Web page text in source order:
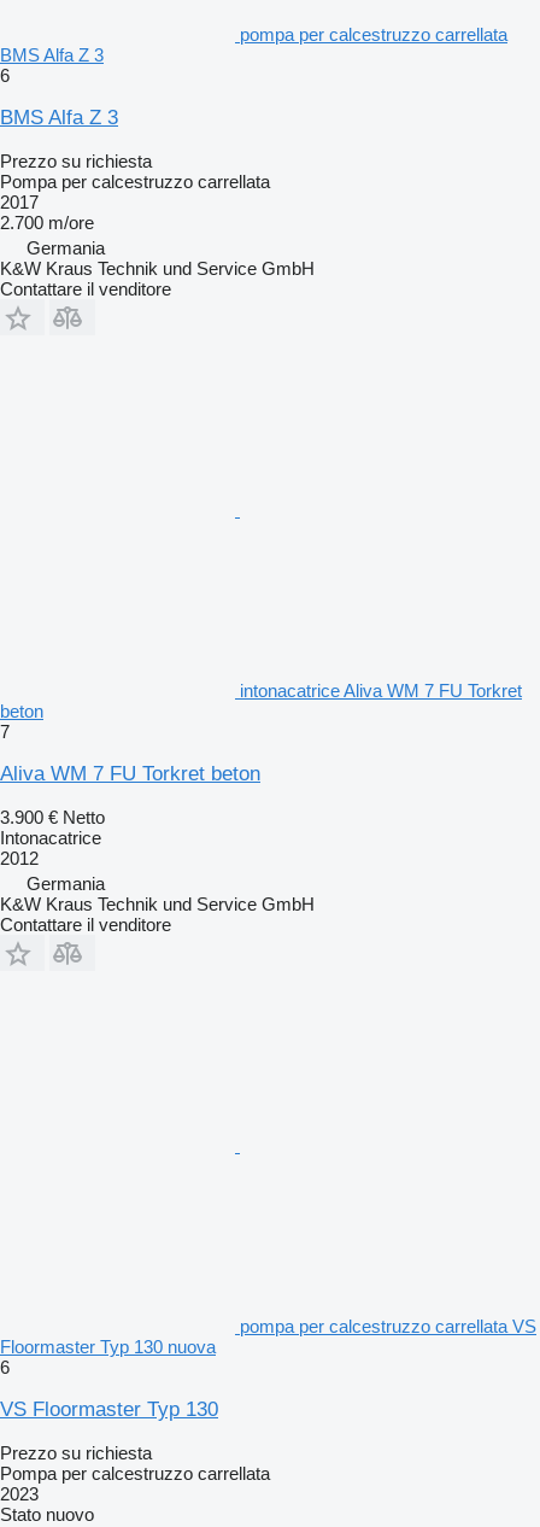
pompa per calcestruzzo carrellata
BMS Alfa Z 3
6
BMS Alfa Z 3
Prezzo su richiesta
Pompa per calcestruzzo carrellata
2017
2.700 m/ore
Germania
K&W Kraus Technik und Service GmbH
Contattare il venditore
intonacatrice Aliva WM 7 FU Torkret
beton
7
Aliva WM 7 FU Torkret beton
3.900 € Netto
Intonacatrice
2012
Germania
K&W Kraus Technik und Service GmbH
Contattare il venditore
pompa per calcestruzzo carrellata VS
Floormaster Typ 130 nuova
6
VS Floormaster Typ 130
Prezzo su richiesta
Pompa per calcestruzzo carrellata
2023
Stato nuovo